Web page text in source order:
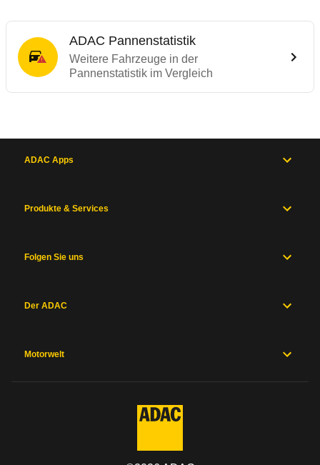
ADAC Pannenstatistik
Weitere Fahrzeuge in der
Pannenstatistik im Vergleich
ADAC Apps
Produkte & Services
Folgen Sie uns
Der ADAC
Motorwelt